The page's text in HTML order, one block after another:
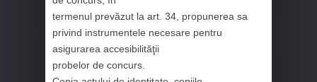
termenul prevăzut la art. 34, propunerea sa
privind instrumentele necesare pentru
asigurarea accesibilităţii
probelor de concurs.